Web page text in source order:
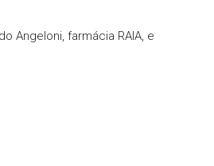
Angeloni, farmácia RAIA, e